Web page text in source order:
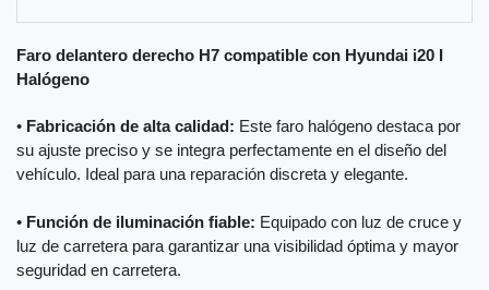
Faro delantero derecho H7 compatible con Hyundai i20 I
Halógeno
• Fabricación de alta calidad: Este faro halógeno destaca por
su ajuste preciso y se integra perfectamente en el diseño del
vehículo. Ideal para una reparación discreta y elegante.
• Función de iluminación fiable: Equipado con luz de cruce y
luz de carretera para garantizar una visibilidad óptima y mayor
seguridad en carretera.